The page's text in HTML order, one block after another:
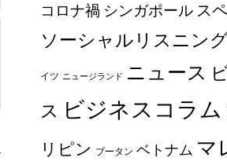
コロナ禍 シンガポール ス
ソーシャルリスニン
イツ ニュージランド ニュース
ス ビジネスコラム
リピン ブータン ベトナム マ